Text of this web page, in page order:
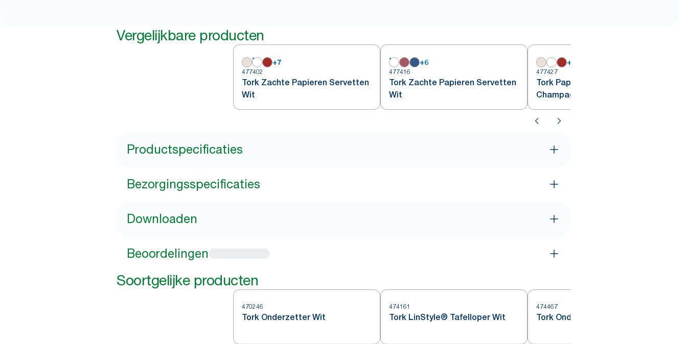
Vergelijkbare producten
+7
477402
Tork Zachte Papieren Servetten
Wit
+6
477416
Tork Zachte Papieren Servetten
Wit
+
477427
Tork Papieren Servetten
Champagne
Productspecificaties
Bezorgingsspecificaties
Downloaden
Beoordelingen
Soortgelijke producten
470246
Tork Onderzetter Wit
474161
Tork LinStyle® Tafelloper Wit
474467
Tork Onderzetter Wit met Incisie